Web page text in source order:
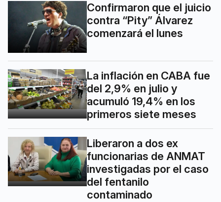
Confirmaron que el juicio
contra “Pity” Álvarez
comenzará el lunes
La inflación en CABA fue
del 2,9% en julio y
acumuló 19,4% en los
primeros siete meses
Liberaron a dos ex
funcionarias de ANMAT
investigadas por el caso
del fentanilo
contaminado